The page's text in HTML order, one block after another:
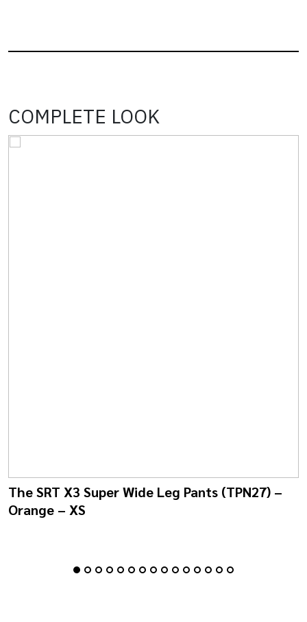
COMPLETE LOOK
The SRT X3 Super Wide Leg Pants (TPN27) –
Orange – XS